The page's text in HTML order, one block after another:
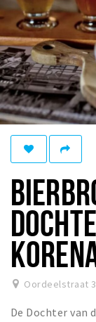
Eten
Drinken
Slapen
Recreatief
Winkels
Winkelgebieden
Musea,
Uitjes &
Toeristische
Oordeelstraat
De Dochter van